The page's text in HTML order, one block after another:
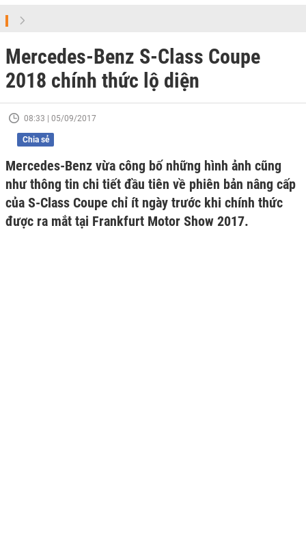
Mercedes-Benz S-Class Coupe
2018 chính thức lộ diện
08:33 | 05/09/2017
Chia sẻ
Mercedes-Benz vừa công bố những hình ảnh cũng
như thông tin chi tiết đầu tiên về phiên bản nâng cấp
của S-Class Coupe chỉ ít ngày trước khi chính thức
được ra mắt tại Frankfurt Motor Show 2017.